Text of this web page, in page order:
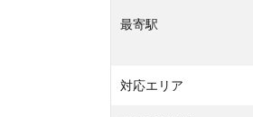
最寄駅
対応エリア